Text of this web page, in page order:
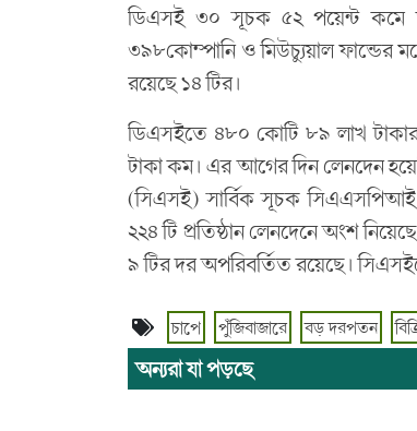
ডিএসই ৩০ সূচক ৫২ পয়েন্ট কমে
৩৯৮কোম্পানি ও মিউচ্যুয়াল ফান্ডের
রয়েছে ১৪ টির।
ডিএসইতে ৪৮০ কোটি ৮৯ লাখ
টাকা কম। এর আগের দিন লেনদেন
(সিএসই) সার্বিক সূচক সিএএসপিআই
২২৪ টি প্রতিষ্ঠান লেনদেনে অংশ
৯ টির দর অপরিবর্তিত রয়েছে।
চাপে পুঁজিবাজারে বড় দরপতন
অন্যরা যা পড়ছে